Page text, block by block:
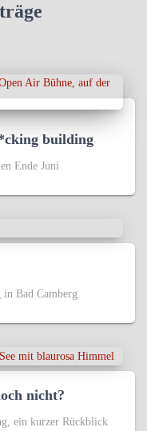
building
Ende Juni
in Bad Camberg
nicht?
ein kurzer Rückblick